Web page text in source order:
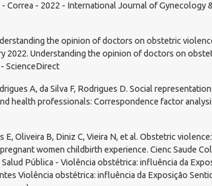
Correa - 2022 - International Journal of Gynecology
the opinion of doctors on obstetric
2022. Understanding the opinion of doctors on
ScienceDirect
A, da Silva F, Rodrigues D. Social
health professionals: Correspondence factor
E, Oliveira B, Diniz C, Vieira N, et al. Obstetric
women childbirth experience. Cienc Saude
Pública - Violência obstétrica: influência da
Violência obstétrica: influência da Exposição